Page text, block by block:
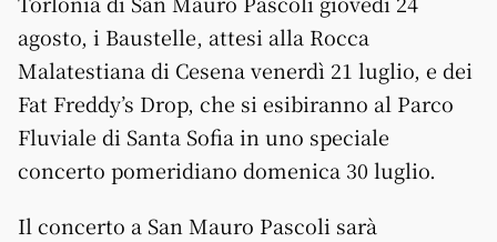
agosto, i Baustelle, attesi alla Rocca
Malatestiana di Cesena venerdì 21 luglio, e dei
Fat Freddy’s Drop, che si esibiranno al Parco
Fluviale di Santa Sofia in uno speciale
concerto pomeridiano domenica 30 luglio.
Il concerto a San Mauro Pascoli sarà